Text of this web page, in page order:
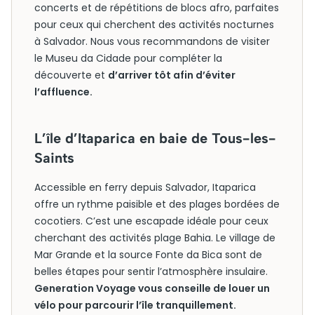
concerts et de répétitions de blocs afro, parfaites
pour ceux qui cherchent des activités nocturnes
à Salvador. Nous vous recommandons de visiter
le Museu da Cidade pour compléter la
découverte et d’arriver tôt afin d’éviter
l’affluence.
L’île d’Itaparica en baie de Tous-les-
Saints
Accessible en ferry depuis Salvador, Itaparica
offre un rythme paisible et des plages bordées de
cocotiers. C’est une escapade idéale pour ceux
cherchant des activités plage Bahia. Le village de
Mar Grande et la source Fonte da Bica sont de
belles étapes pour sentir l’atmosphère insulaire.
Generation Voyage vous conseille de louer un
vélo pour parcourir l’île tranquillement.